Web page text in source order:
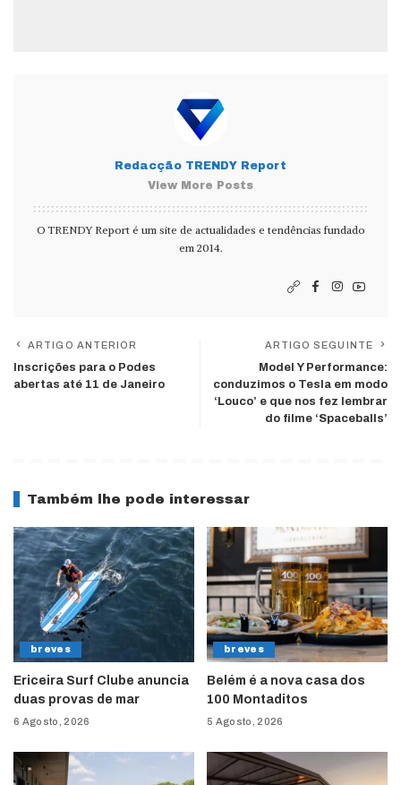
Redacção TRENDY Report
View More Posts
O TRENDY Report é um site de actualidades e tendências fundado
em 2014.
ARTIGO ANTERIOR
Inscrições para o Podes
abertas até 11 de Janeiro
ARTIGO SEGUINTE
Model Y Performance:
conduzimos o Tesla em modo
‘Louco’ e que nos fez lembrar
do filme ‘Spaceballs’
Também lhe pode interessar
breves
Ericeira Surf Clube anuncia
duas provas de mar
6 Agosto, 2026
breves
Belém é a nova casa dos
100 Montaditos
5 Agosto, 2026